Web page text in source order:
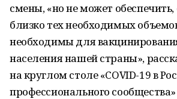
смены, «но не может обеспечить,
близко тех необходимых
необходимы для
населения нашей страны»,
на круглом столе «COVID-19 в
профессионального